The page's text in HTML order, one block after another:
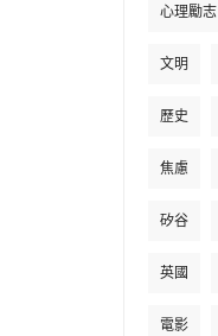
心理勵志
文明
歷史
焦慮
矽谷
英國
電影